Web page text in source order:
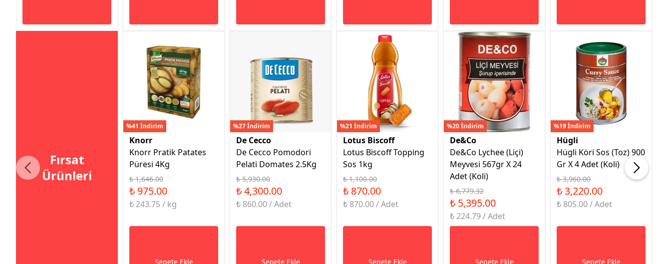
Fırsat
Ürünleri
%41 İndirim
Knorr
Knorr Pratik Patates
Püresi 4Kg
₺ 1,646.00
₺ 975.00
₺ 243.75 / kg
Sepete Ekle
%27 İndirim
De Cecco
De Cecco Pomodori
Pelati Domates 2.5Kg
₺ 5,930.00
₺ 4,300.00
₺ 860.00 / Adet
Sepete Ekle
%21 İndirim
Lotus Biscoff
Lotus Biscoff Topping
Sos 1kg
₺ 1,100.00
₺ 870.00
₺ 870.00 / Adet
Sepete Ekle
%20 İndirim
De&Co
De&Co Lychee (Liçi)
Meyvesi 567gr X 24
Adet (Koli)
₺ 6,779.32
₺ 5,395.00
₺ 224.79 / Adet
Sepete Ekle
%19 İndirim
Hügli
Hügli Köri Sos (Toz) 900
Gr X 4 Adet (Koli)
₺ 3,960.00
₺ 3,220.00
₺ 805.00 / Adet
Sepete Ekle